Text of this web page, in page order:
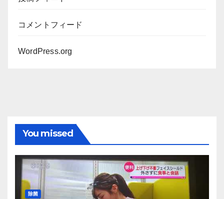
コメントフィード
WordPress.org
You missed
除菌